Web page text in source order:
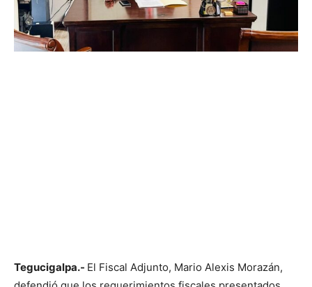
Tegucigalpa.- El Fiscal Adjunto, Mario Alexis Morazán,